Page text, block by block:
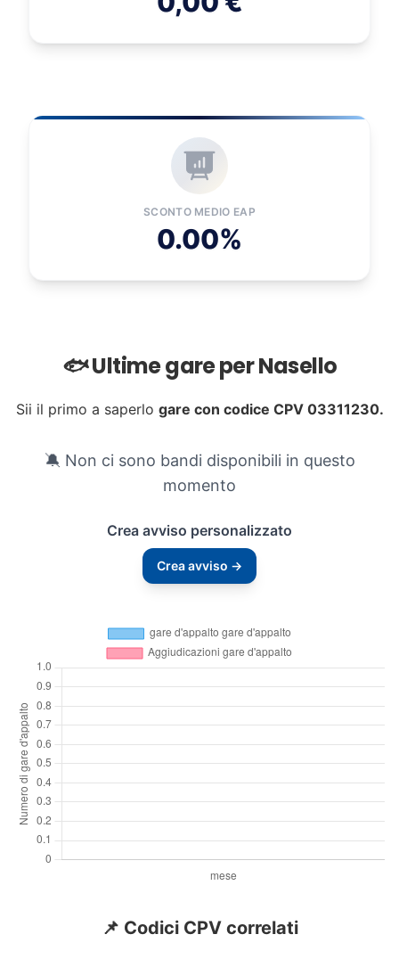
SCONTO MEDIO EAP
0.00%
🐟 Ultime gare per Nasello
Sii il primo a saperlo gare con codice CPV 03311230.
🔕 Non ci sono bandi disponibili in questo
momento
Crea avviso personalizzato
Crea avviso →
📌 Codici CPV correlati